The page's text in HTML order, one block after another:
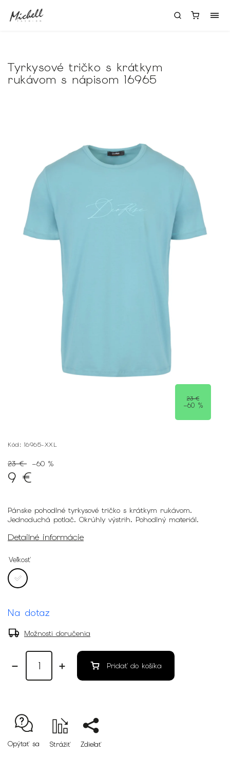
Tyrkysové tričko s krátkym
rukávom s nápisom 16965
23 €
–60 %
Kód: 16965-XXL
23 € –60 %
9 €
Pánske pohodlné tyrkysové tričko s krátkym rukávom.
Jednoduchá potlač. Okrúhly výstrih. Pohodlný materiál.
Detailné informácie
Veľkosť
Na dotaz
Možnosti doručenia
Pridať do košíka
Opýtať sa Strážiť Zdieľať